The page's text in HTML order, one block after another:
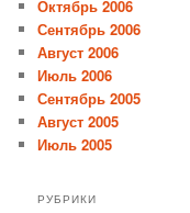
Октябрь 2006
Сентябрь 2006
Август 2006
Июль 2006
Сентябрь 2005
Август 2005
Июль 2005
РУБРИКИ